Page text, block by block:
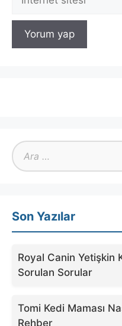
için
ara
Son Yazılar
Royal Canin Yetişkin
Sorulan Sorular
Tomi Kedi Maması
Rehber